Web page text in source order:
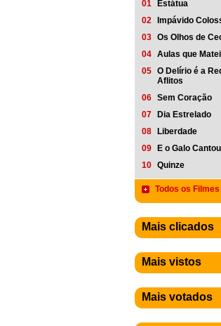
01
Estátua
02
Impávido
03 Os Olhos de
04 Aulas que Matei
05 O Delírio é a
Aflitos
06 Sem Coração
07
Dia Estrelado
08
Liberdade
09
E o Galo Cantou
10 Quinze
Todos os Filmes
Mais clicados
Mais vistos
Mais votados